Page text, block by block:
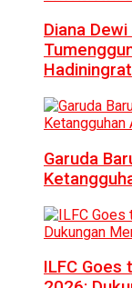
Diana
Hadiningrat
Garuda
ILFC Goes